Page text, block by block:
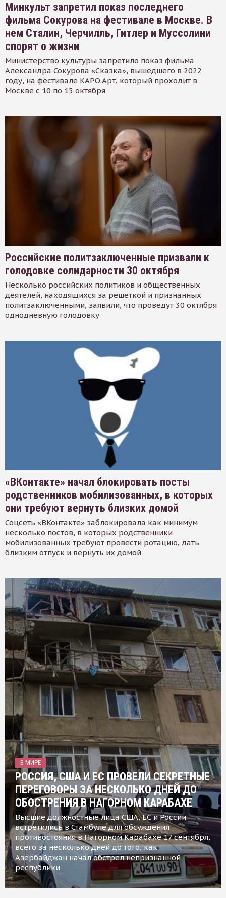
Минкульт запретил показ последнего
фильма Сокурова на фестивале в Москве. В
нем Сталин, Черчилль, Гитлер и Муссолини
спорят о жизни
Министерство культуры запретило показ фильма
Александра Сокурова «Сказка», вышедшего в 2022
году, на фестивале КАРО.Арт, который проходит в
Москве с 10 по 15 октября
Российские политзаключенные призвали к
голодовке солидарности 30 октября
Несколько российских политиков и общественных
деятелей, находящихся за решеткой и признанных
политзаключенными, заявили, что проведут 30 октября
однодневную голодовку
«ВКонтакте» начал блокировать посты
родственников мобилизованных, в которых
они требуют вернуть близких домой
Соцсеть «ВКонтакте» заблокировала как минимум
несколько постов, в которых родственники
мобилизованных требуют провести ротацию, дать
близким отпуск и вернуть их домой
В МИРЕ
РОССИЯ, США И ЕС ПРОВЕЛИ СЕКРЕТНЫЕ
ПЕРЕГОВОРЫ ЗА НЕСКОЛЬКО ДНЕЙ ДО
ОБОСТРЕНИЯ В НАГОРНОМ КАРАБАХЕ
Высшие должностные лица США, ЕС и России
встретились в Стамбуле для обсуждения
противостояния в Нагорном Карабахе 17 сентября,
всего за несколько дней до того, как
Азербайджан начал обстрел непризнанной
республики